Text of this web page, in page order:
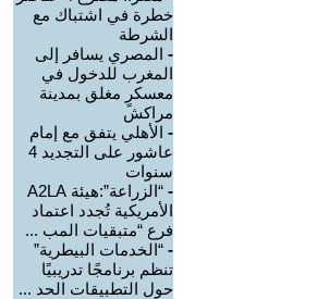
خطرة في اشتباك مع
الشرطة
- المصري يسافر إلى
المغرب للدخول في
معسكرٍ مغلق بمدينة
مراكش
- الأهلي يتفق مع إمام
عاشور على التجديد 4
سنوات
-
“الزراعة”:هيئة A2LA
الأمريكية تُجدد اعتماد
فرع “متبقيات المب ...
- “الخدمات البيطرية”
تنظم برنامجًا تدريبيًا
حول التطبيقات الحد ...